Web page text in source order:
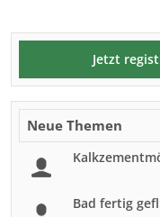
Jetzt
Neue Themen
Bad fertig